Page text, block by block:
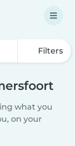
Filters
what you
on your